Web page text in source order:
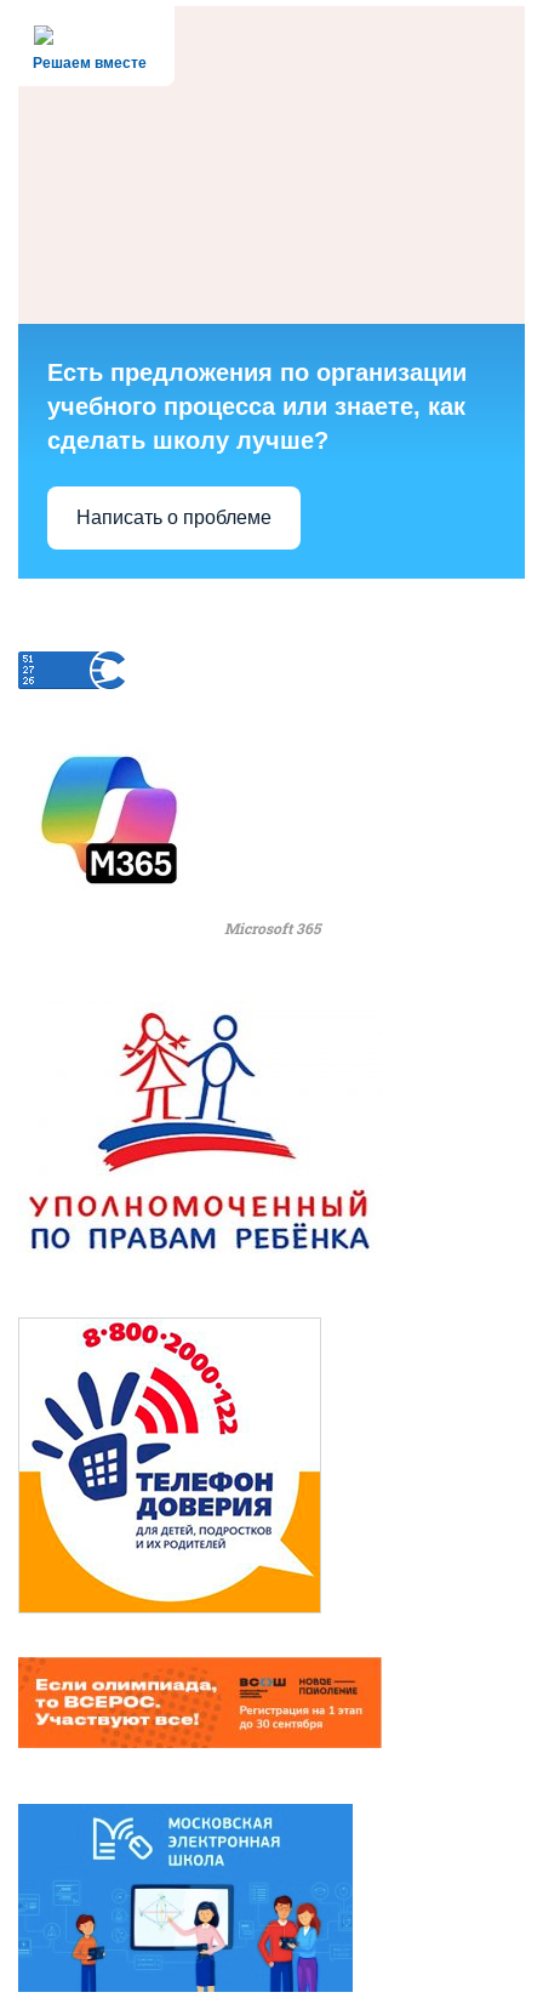
Решаем вместе
Есть предложения по организации
учебного процесса или знаете, как
сделать школу лучше?
Написать о проблеме
Microsoft 365